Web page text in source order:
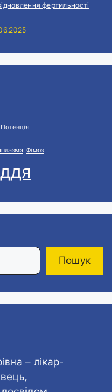
фертильності
Потенція
Фімоз
Пошук
– лікар-